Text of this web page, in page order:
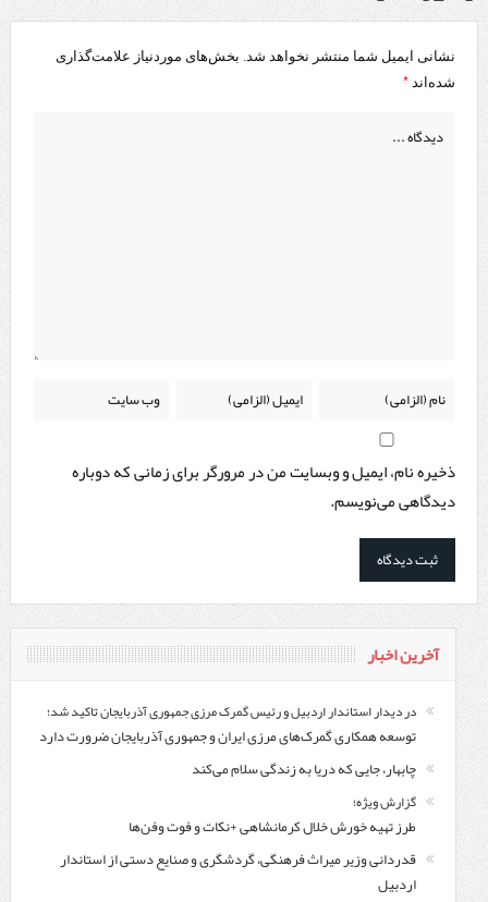
نشانی ایمیل شما منتشر نخواهد شد. بخش‌های موردنیاز علامت‌گذاری
شده‌اند *
ذخیره نام، ایمیل و وبسایت من در مرورگر برای زمانی که دوباره
دیدگاهی می‌نویسم.
آخرین اخبار
در دیدار استاندار اردبیل و رئیس گمرک مرزی جمهوری آذربایجان تاکید شد؛
توسعه همکاری گمرک‌های مرزی ایران و جمهوری آذربایجان ضرورت دارد
چابهار، جایی که دریا به زندگی سلام می‌کند
گزارش ویژه؛
طرز تهیه خورش خلال کرمانشاهی +نکات و فوت وفن‌ها
قدردانی وزیر میراث فرهنگی، گردشگری و صنایع دستی از استاندار
اردبیل